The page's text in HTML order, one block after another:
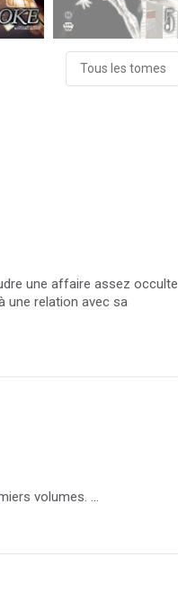
Tous les tomes
une affaire assez occulte
une relation avec sa
volumes. ...